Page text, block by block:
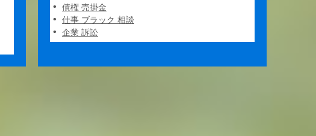
債権 売掛金
仕事 ブラック 相談
企業 訴訟